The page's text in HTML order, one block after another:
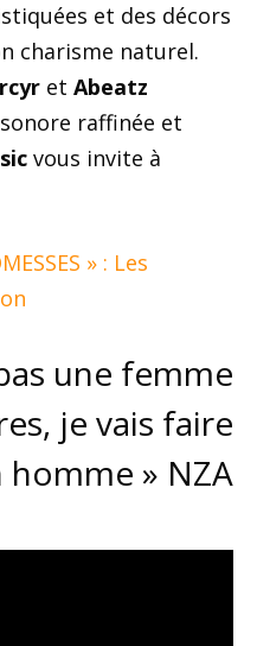
et des décors
charisme naturel.
et Abeatz
raffinée et
vous invite à
» : Les
une femme
je vais faire
» NZA